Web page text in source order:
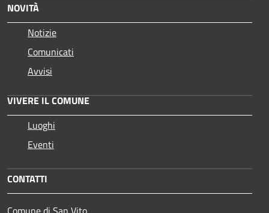
NOVITÀ
Notizie
Comunicati
Avvisi
VIVERE IL COMUNE
Luoghi
Eventi
CONTATTI